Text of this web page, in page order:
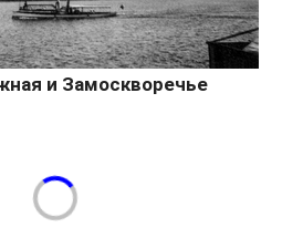
и Замоскворечье